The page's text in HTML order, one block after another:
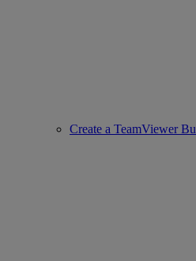
Create a TeamViewer